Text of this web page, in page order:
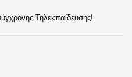
Τηλεκπαίδευσης!